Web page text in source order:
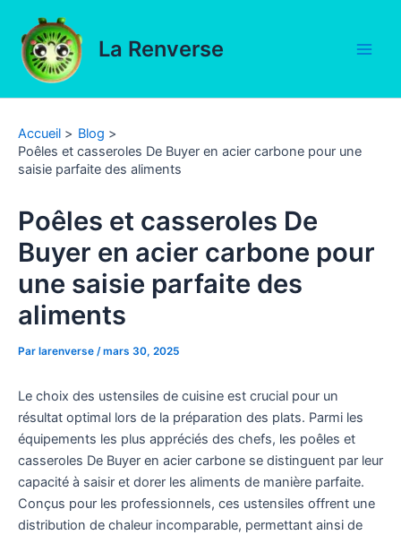
contenu
La Renverse
Accueil
Blog
Poêles et casseroles De Buyer en acier carbone pour une
saisie parfaite des aliments
Poêles et casseroles De
Buyer en acier carbone pour
une saisie parfaite des
aliments
Par larenverse /mars 30, 2025
Le choix des ustensiles de cuisine est crucial pour un
résultat optimal lors de la préparation des plats. Parmi les
équipements les plus appréciés des chefs, les poêles et
casseroles De Buyer en acier carbone se distinguent par leur
capacité à saisir et dorer les aliments de manière parfaite.
Conçus pour les professionnels, ces ustensiles offrent une
distribution de chaleur incomparable, permettant ainsi de